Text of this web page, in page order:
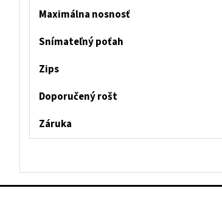
Maximálna nosnosť
Snímateľný poťah
Zips
Doporučený rošt
Záruka